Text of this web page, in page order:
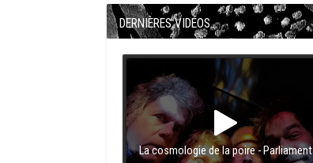
DERNIÈRES VIDÉOS
La cosmologie de la poire - Parliament